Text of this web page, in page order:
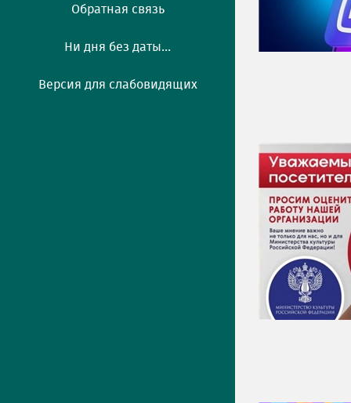
Обратная связь
Ни дня без даты...
Версия для слабовидящих